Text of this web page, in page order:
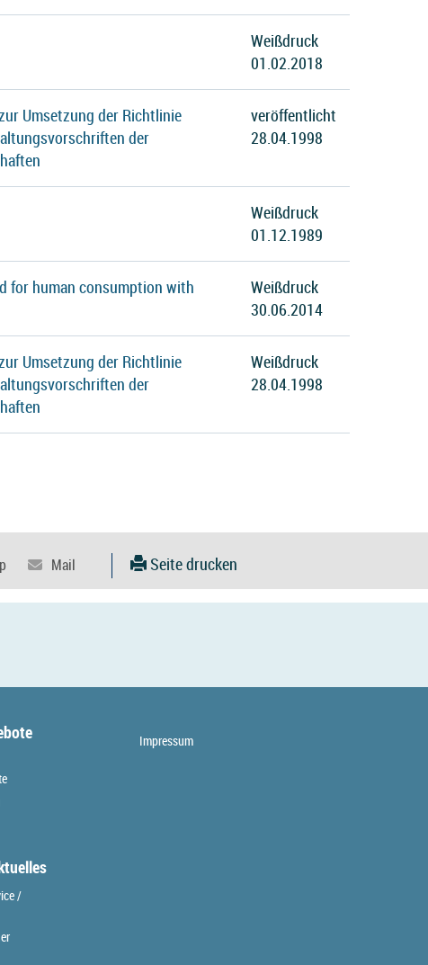
Weißdruck
01.02.2018
Umsetzung der Richtlinie
der
veröffentlicht
28.04.1998
Weißdruck
01.12.1989
for human consumption with
Weißdruck
30.06.2014
Umsetzung der Richtlinie
der
Weißdruck
28.04.1998
Seite drucken
/
Impressum